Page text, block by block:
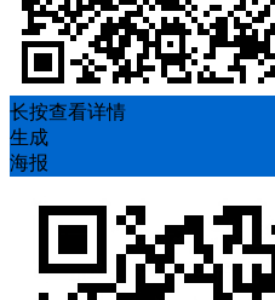
长按查看详情
生成
海报